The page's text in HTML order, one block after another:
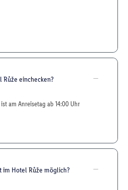
Růže einchecken?
am Anreisetag ab 14:00 Uhr
im Hotel Růže möglich?